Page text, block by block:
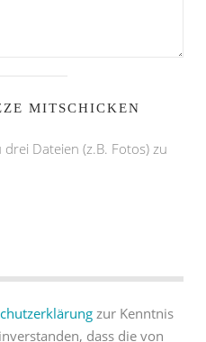
MITSCHICKEN
Dateien (z.B. Fotos) zu
zur Kenntnis
dass die von